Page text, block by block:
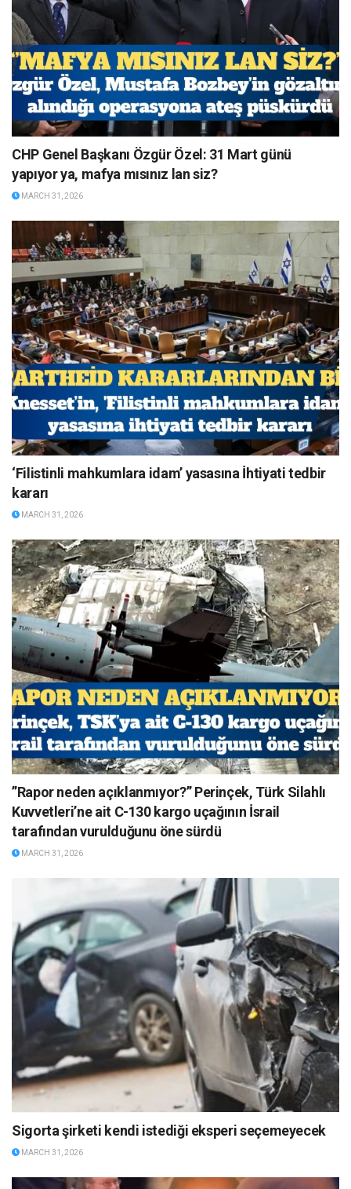
CHP Genel Başkanı Özgür Özel: 31 Mart günü
yapıyor ya, mafya mısınız lan siz?
MARCH 31, 2026
‘Filistinli mahkumlara idam’ yasasına İhtiyati tedbir
kararı
MARCH 31, 2026
”Rapor neden açıklanmıyor?” Perinçek, Türk Silahlı
Kuvvetleri’ne ait C-130 kargo uçağının İsrail
tarafından vurulduğunu öne sürdü
MARCH 31, 2026
Sigorta şirketi kendi istediği eksperi seçemeyecek
MARCH 31, 2026